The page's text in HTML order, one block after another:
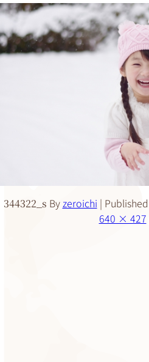
344322_s Byzeroichi | Published
640 × 427